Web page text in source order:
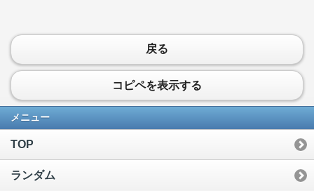
戻る
コピペを表示する
メニュー
TOP
ランダム